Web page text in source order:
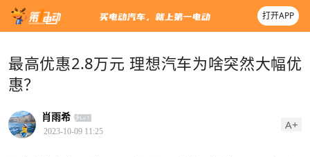
打开APP
最高优惠2.8万元 理想汽车为啥突然大幅优
惠？
肖雨希
2023-10-09 11:25 A+